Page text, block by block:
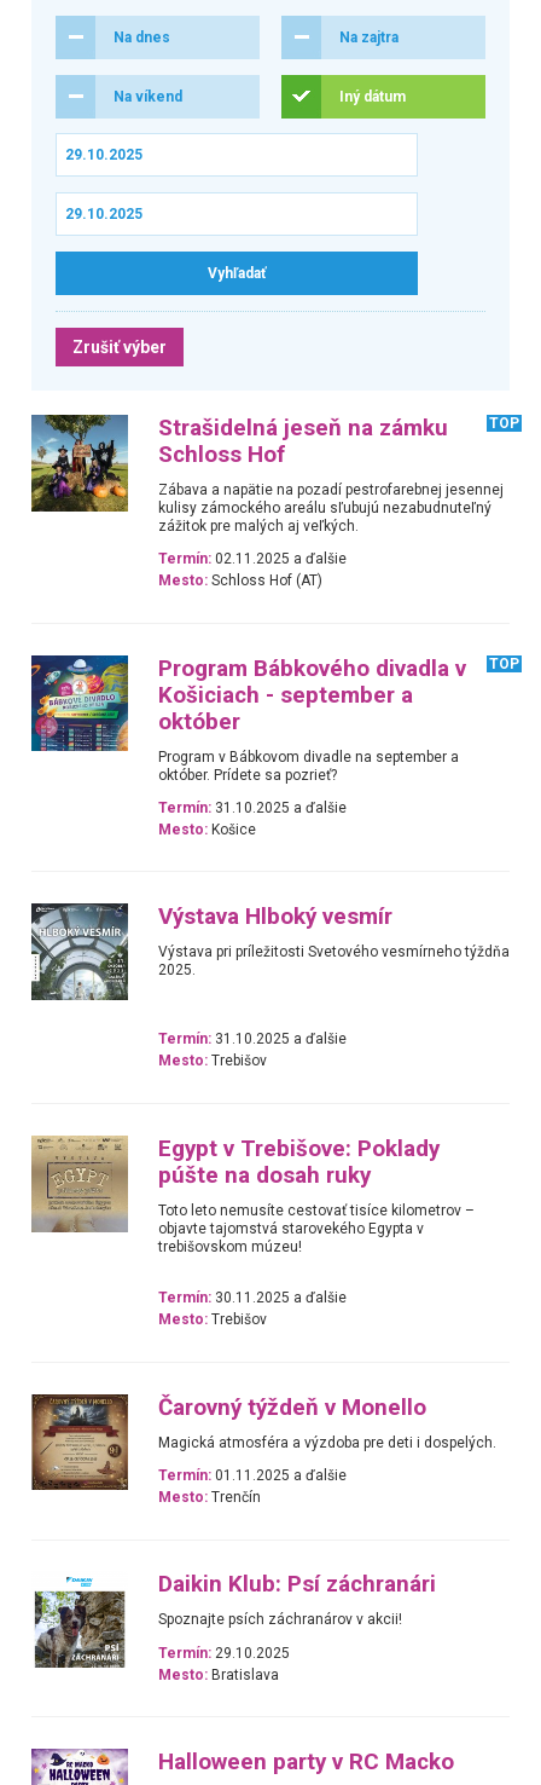
Na dnes Na zajtra
Na víkend Iný dátum
Zrušiť výber
Strašidelná jeseň na zámku
Schloss Hof
TOP
Zábava a napätie na pozadí pestrofarebnej jesennej
kulisy zámockého areálu sľubujú nezabudnuteľný
zážitok pre malých aj veľkých.
Termín: 02.11.2025 a ďalšie
Mesto: Schloss Hof (AT)
Program Bábkového divadla v
Košiciach - september a
október
TOP
Program v Bábkovom divadle na september a
október. Prídete sa pozrieť?
Termín: 31.10.2025 a ďalšie
Mesto: Košice
Výstava Hlboký vesmír
Výstava pri príležitosti Svetového vesmírneho týždňa
2025.
Termín: 31.10.2025 a ďalšie
Mesto: Trebišov
Egypt v Trebišove: Poklady
púšte na dosah ruky
Toto leto nemusíte cestovať tisíce kilometrov –
objavte tajomstvá starovekého Egypta v
trebišovskom múzeu!
Termín: 30.11.2025 a ďalšie
Mesto: Trebišov
Čarovný týždeň v Monello
Magická atmosféra a výzdoba pre deti i dospelých.
Termín: 01.11.2025 a ďalšie
Mesto: Trenčín
Daikin Klub: Psí záchranári
Spoznajte psích záchranárov v akcii!
Termín: 29.10.2025
Mesto: Bratislava
Halloween party v RC Macko